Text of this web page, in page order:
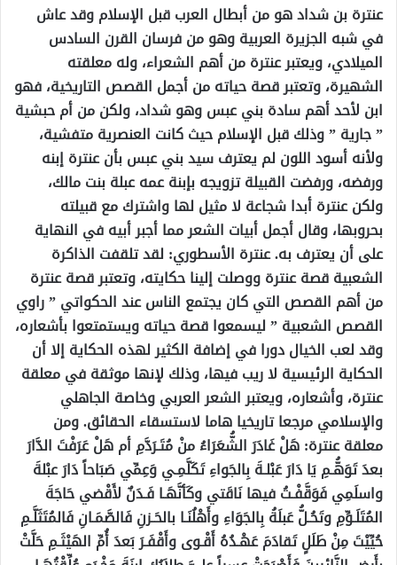
عنترة بن شداد هو من أبطال العرب قبل الإسلام وقد عاش
في شبه الجزيرة العربية وهو من فرسان القرن السادس
الميلادي، ويعتبر عنترة من أهم الشعراء، وله معلقته
الشهيرة، وتعتبر قصة حياته من أجمل القصص التاريخية، فهو
ابن لأحد أهم سادة بني عبس وهو شداد، ولكن من أم حبشية
” جارية ” وذلك قبل الإسلام حيث كانت العنصرية متفشية،
ولأنه أسود اللون لم يعترف سيد بني عبس بأن عنترة إبنه
ورفضه، ورفضت القبيلة تزويجه بإبنة عمه عبلة بنت مالك،
ولكن عنترة أبدا شجاعة لا مثيل لها واشترك مع قبيلته
بحروبها، وقال أجمل أبيات الشعر مما أجبر أبيه في النهاية
على أن يعترف به. عنترة الأسطوري: لقد تلقفت الذاكرة
الشعبية قصة عنترة ووصلت إلينا حكايته، وتعتبر قصة عنترة
من أهم القصص التي كان يجتمع الناس عند الحكواتي ” راوي
القصص الشعبية ” ليسمعوا قصة حياته ويستمتعوا بأشعاره،
وقد لعب الخيال دورا في إضافة الكثير لهذه الحكاية إلا أن
الحكاية الرئيسية لا ريب فيها، وذلك لإنها موثقة في معلقة
عنترة، وأشعاره، ويعتبر الشعر العربي وخاصة الجاهلي
والإسلامي مرجعا تاريخيا هاما لاستسقاء الحقائق. ومن
معلقة عنترة: هَلْ غَادَرَ الشُّعَرَاءُ منْ مُتَـرَدَّمِ أم هَلْ عَرَفْتَ الدَّارَ
بعدَ تَوَهُّـمِ يَا دَارَ عَبْلـةَ بِالجَواءِ تَكَلَّمِـي وَعِمِّي صَبَاحاً دَارَ عبْلةَ
واسلَمِي فَوَقَّفْـتُ فيها نَاقَتي وكَأنَّهَـا فَـدَنٌ لأَقْضي حَاجَةَ
المُتَلَـوِّمِ وتَحُـلُّ عَبلَةُ بِالجَوَاءِ وأَهْلُنَـا بالحَـزنِ فَالصَّمَـانِ فَالمُتَثَلَّـمِ
حُيِّيْتَ مِنْ طَلَلٍ تَقادَمَ عَهْـدُهُ أَقْـوى وأَقْفَـرَ بَعدَ أُمِّ الهَيْثَـمِ حَلَّتْ